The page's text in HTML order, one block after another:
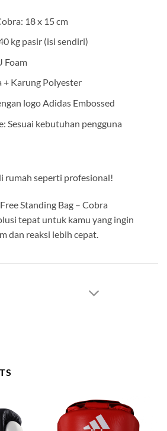
18 x 15 cm
kg pasir (isi sendiri)
Foam
+ Karung Polyester
logo Adidas Embossed
Sesuai kebutuhan pengguna
rumah seperti profesional!
Standing Bag – Cobra
tepat untuk kamu yang ingin
dan reaksi lebih cepat.